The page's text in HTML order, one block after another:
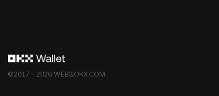
©2017 - 2026 WEB3.OKX.COM